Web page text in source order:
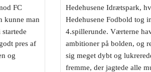
FC
kunne man
pres af
og
Hedehusene Idrætspark,
Hedehusene Fodbold tog
4.spillerunde. Værterne
ambitioner på bolden, og
sig meget dybt og
fremme, der jagtede alle